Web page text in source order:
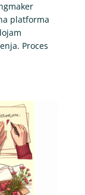
platforma
Proces